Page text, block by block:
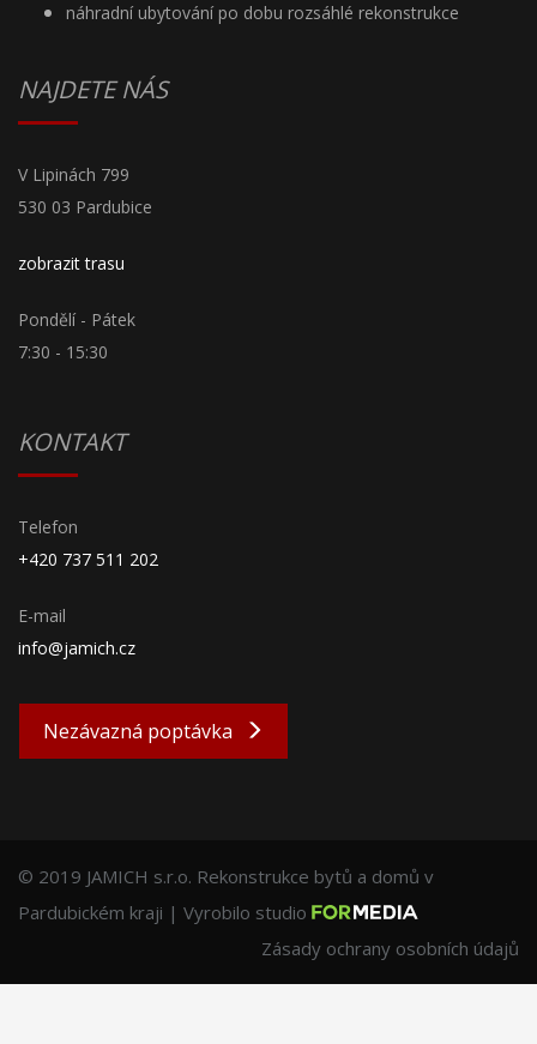
náhradní ubytování po dobu rozsáhlé rekonstrukce
NAJDETE NÁS
V Lipinách 799
530 03 Pardubice
zobrazit trasu
Pondělí - Pátek
7:30 - 15:30
KONTAKT
Telefon
+420 737 511 202
E-mail
info@jamich.cz
Nezávazná poptávka
© 2019 JAMICH s.r.o. Rekonstrukce bytů a domů v
Pardubickém kraji | Vyrobilo studio
Zásady ochrany osobních údajů